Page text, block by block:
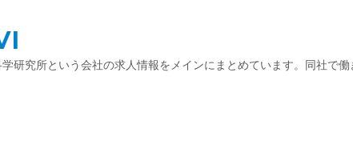
研究所という会社の求人情報をメインにまとめています。同社で